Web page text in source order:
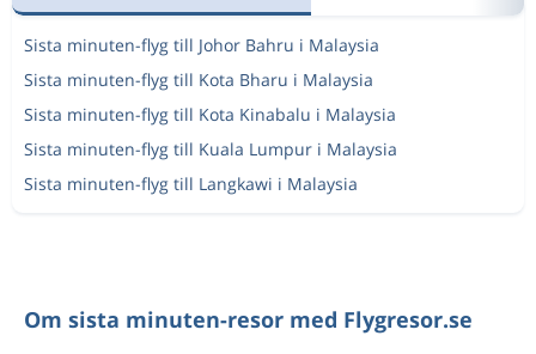
Sista minuten-flyg till Johor Bahru i Malaysia
Sista minuten-flyg till Kota Bharu i Malaysia
Sista minuten-flyg till Kota Kinabalu i Malaysia
Sista minuten-flyg till Kuala Lumpur i Malaysia
Sista minuten-flyg till Langkawi i Malaysia
Om sista minuten-resor med Flygresor.se